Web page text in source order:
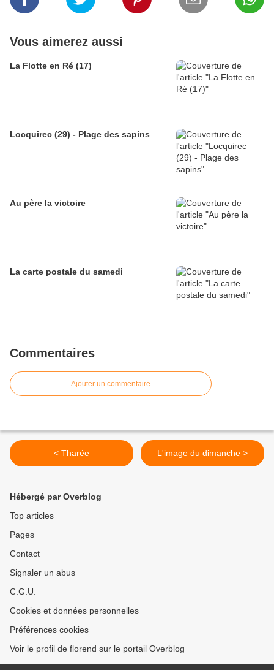
Vous aimerez aussi
La Flotte en Ré (17)
Locquirec (29) - Plage des sapins
Au père la victoire
La carte postale du samedi
Commentaires
Ajouter un commentaire
< Tharée L'image du dimanche >
Hébergé par Overblog
Top articles
Pages
Contact
Signaler un abus
C.G.U.
Cookies et données personnelles
Préférences cookies
Voir le profil de florend sur le portail Overblog